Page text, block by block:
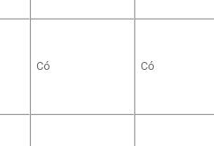
Có Có